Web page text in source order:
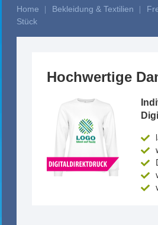
Home Bekleidung & Textilien
Stück
Hochwertige